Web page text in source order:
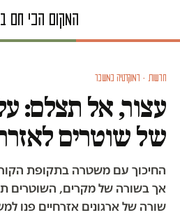
חדשות · דמוקרטיה במשבר
עצור, אל תצלם:
של שוטרים
החיכוך עם משטרה בתקופת
אך בשורה של מקרים, השוטרים
שורה של ארגונים אזרחיים פנו